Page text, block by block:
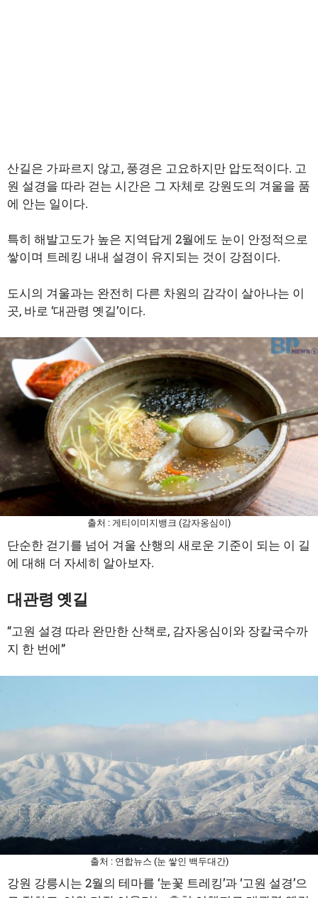
산길은 가파르지 않고, 풍경은 고요하지만 압도적이다. 고
원 설경을 따라 걷는 시간은 그 자체로 강원도의 겨울을 품
에 안는 일이다.
특히 해발고도가 높은 지역답게 2월에도 눈이 안정적으로
쌓이며 트레킹 내내 설경이 유지되는 것이 강점이다.
도시의 겨울과는 완전히 다른 차원의 감각이 살아나는 이
곳, 바로 ‘대관령 옛길’이다.
출처 : 게티이미지뱅크 (감자옹심이)
단순한 걷기를 넘어 겨울 산행의 새로운 기준이 되는 이 길
에 대해 더 자세히 알아보자.
대관령 옛길
“고원 설경 따라 완만한 산책로, 감자옹심이와 장칼국수까
지 한 번에”
출처 : 연합뉴스 (눈 쌓인 백두대간)
강원 강릉시는 2월의 테마를 ‘눈꽃 트레킹’과 ‘고원 설경’으